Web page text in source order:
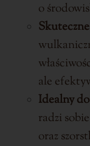
o
ale
Idealny
radzi
oraz